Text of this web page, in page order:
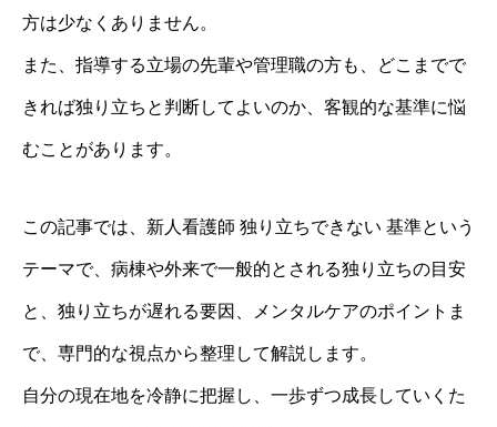
方は少なくありません。
また、指導する立場の先輩や管理職の方も、どこまでで
きれば独り立ちと判断してよいのか、客観的な基準に悩
むことがあります。
この記事では、新人看護師 独り立ちできない 基準という
テーマで、病棟や外来で一般的とされる独り立ちの目安
と、独り立ちが遅れる要因、メンタルケアのポイントま
で、専門的な視点から整理して解説します。
自分の現在地を冷静に把握し、一歩ずつ成長していくた